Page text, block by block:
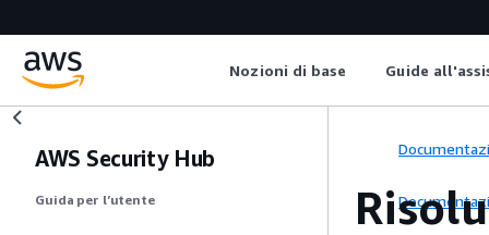
Nozioni di base Guide
AWS Security Hub
Guida per l’utente